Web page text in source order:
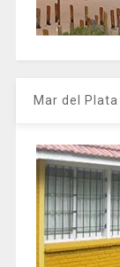
Mar del Plata